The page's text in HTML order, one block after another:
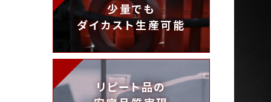
少量でも
ダイカスト生産可能
リピート品の